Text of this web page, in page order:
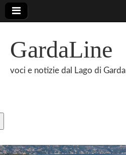
GardaLine
voci e notizie dal Lago di Garda